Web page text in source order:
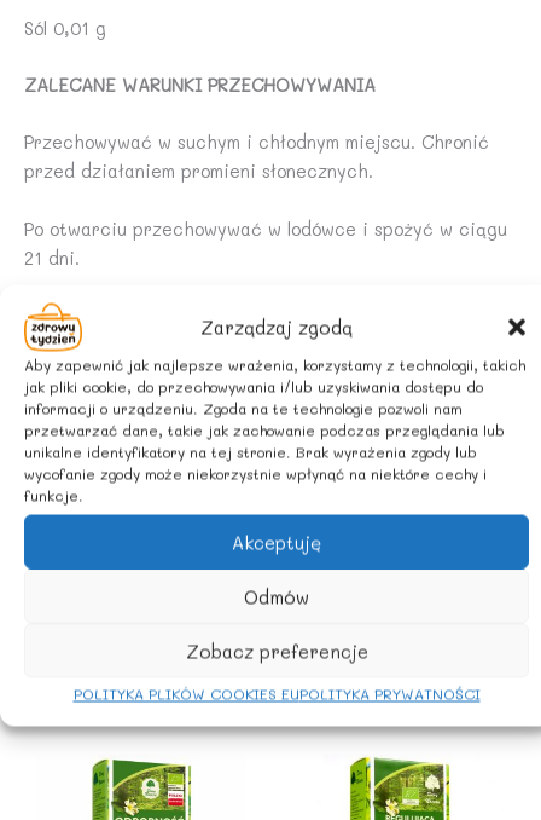
Zarządzaj zgodą
Aby zapewnić jak najlepsze wrażenia, korzystamy z technologii, takich
jak pliki cookie, do przechowywania i/lub uzyskiwania dostępu do
informacji o urządzeniu. Zgoda na te technologie pozwoli nam
przetwarzać dane, takie jak zachowanie podczas przeglądania lub
unikalne identyfikatory na tej stronie. Brak wyrażenia zgody lub
wycofanie zgody może niekorzystnie wpłynąć na niektóre cechy i
funkcje.
Akceptuję
Odmów
Zobacz preferencje
POLITYKA PLIKÓW COOKIES EUPOLITYKA PRYWATNOŚCI
Sól 0,01 g
ZALECANE WARUNKI PRZECHOWYWANIA
Przechowywać w suchym i chłodnym miejscu. Chronić
przed działaniem promieni słonecznych.
Po otwarciu przechowywać w lodówce i spożyć w ciągu
21 dni.
Uwaga dotycząca koloru
: syrop widoczny w ofercie jest
wizualizacją produktu. Syrop po potrząśnięciu może być
bardziej mętny i zmienić barwę. Barwa ta nie jest wadą
produktu i nie stanowi podstaw do reklamacji.
W soku może powstać naturalny osad świadczący o
zawartości soku owocowego. Przed otwarciem
wstrząsnąć.
Sposób przygotowania napoju: do 1 części syropu dodać
Podobne produkty